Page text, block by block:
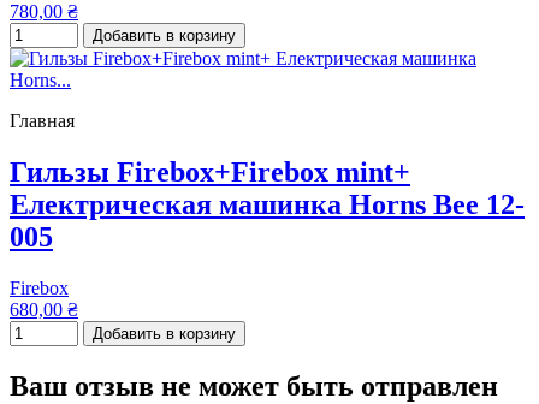
780,00 ₴
Добавить в корзину
Главная
Гильзы Firebox+Firebox mint+
Електрическая машинка Horns Bee 12-
005
Firebox
680,00 ₴
Добавить в корзину
Ваш отзыв не может быть отправлен